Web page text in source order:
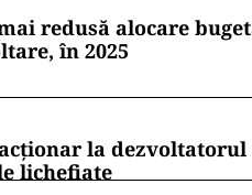
redusă alocare
în 2025
la
lichefiate